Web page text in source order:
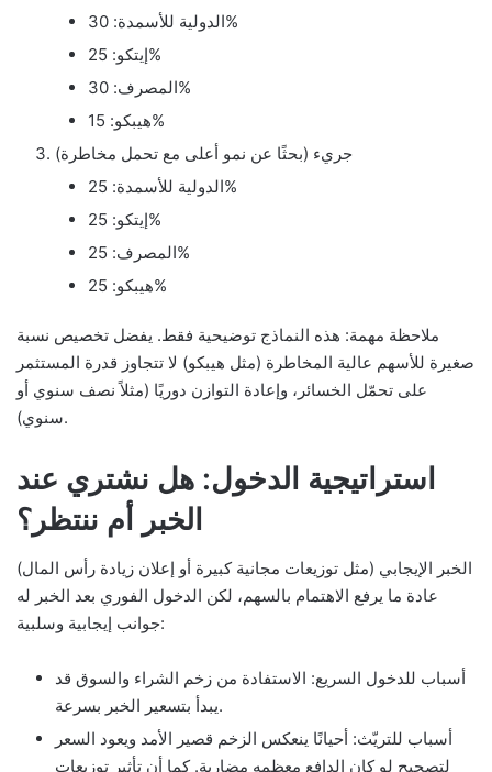
الدولية للأسمدة: 30%
إيتكو: 25%
المصرف: 30%
هيبكو: 15%
جريء (بحثًا عن نمو أعلى مع تحمل مخاطرة)
الدولية للأسمدة: 25%
إيتكو: 25%
المصرف: 25%
هيبكو: 25%
ملاحظة مهمة: هذه النماذج توضيحية فقط. يفضل تخصيص نسبة
صغيرة للأسهم عالية المخاطرة (مثل هيبكو) لا تتجاوز قدرة المستثمر
على تحمّل الخسائر، وإعادة التوازن دوريًا (مثلاً نصف سنوي أو
سنوي).
استراتيجية الدخول: هل نشتري عند
الخبر أم ننتظر؟
الخبر الإيجابي (مثل توزيعات مجانية كبيرة أو إعلان زيادة رأس المال)
عادة ما يرفع الاهتمام بالسهم، لكن الدخول الفوري بعد الخبر له
جوانب إيجابية وسلبية:
أسباب للدخول السريع: الاستفادة من زخم الشراء والسوق قد
يبدأ بتسعير الخبر بسرعة.
أسباب للتريّث: أحيانًا ينعكس الزخم قصير الأمد ويعود السعر
لتصحيح لو كان الدافع معظمه مضاربة. كما أن تأثير توزيعات